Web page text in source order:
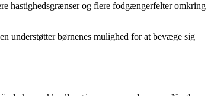
hastighedsgrænser og flere fodgængerfelter omkring
understøtter børnenes mulighed for at bevæge sig